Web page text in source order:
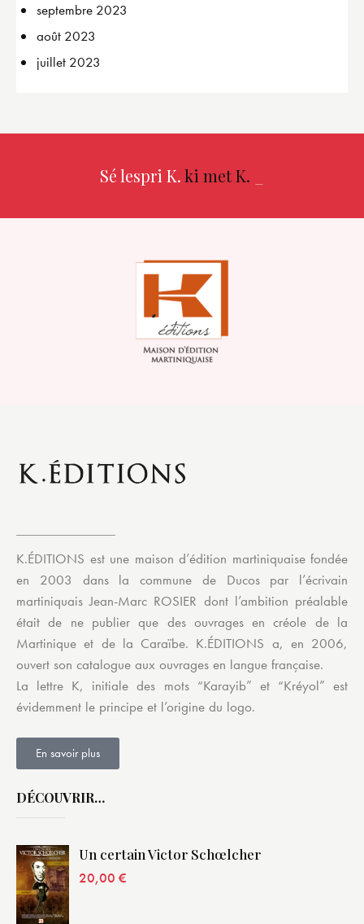
septembre 2023
août 2023
juillet 2023
Sé lespri K.ki met K.
K.ÉDITIONS est une maison d’édition martiniquaise fondée
en 2003 dans la commune de Ducos par l’écrivain
martiniquais Jean-Marc ROSIER dont l’ambition préalable
était de ne publier que des ouvrages en créole de la
Martinique et de la Caraïbe. K.ÉDITIONS a, en 2006,
ouvert son catalogue aux ouvrages en langue française.
La lettre K, initiale des mots “Karayib” et “Kréyol” est
évidemment le principe et l’origine du logo.
En savoir plus
DÉCOUVRIR…
Un certain Victor Schœlcher
20,00 €